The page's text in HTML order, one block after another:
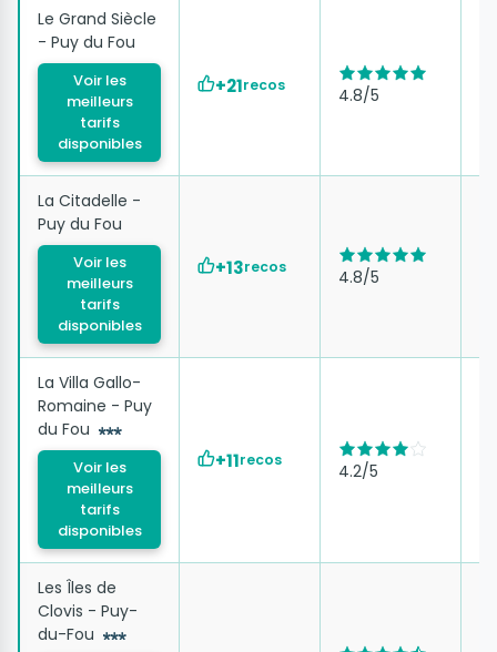
Le Grand Siècle
- Puy du Fou
Voir les
meilleurs
tarifs
disponibles
+21recos 4.8/5
La Citadelle -
Puy du Fou
Voir les
meilleurs
tarifs
disponibles
+13recos 4.8/5
La Villa Gallo-
Romaine - Puy
du Fou
Voir les
meilleurs
tarifs
disponibles
+11recos
4.2/5
Les Îles de
Clovis - Puy-
du-Fou